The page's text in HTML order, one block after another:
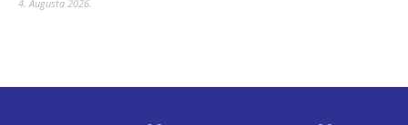
4. Augusta 2026.